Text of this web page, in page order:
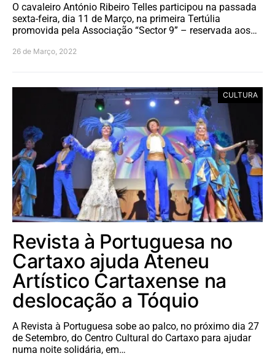
O cavaleiro António Ribeiro Telles participou na passada
sexta-feira, dia 11 de Março, na primeira Tertúlia
promovida pela Associação “Sector 9” – reservada aos…
26 de Março, 2022
CULTURA
Revista à Portuguesa no
Cartaxo ajuda Ateneu
Artístico Cartaxense na
deslocação a Tóquio
A Revista à Portuguesa sobe ao palco, no próximo dia 27
de Setembro, do Centro Cultural do Cartaxo para ajudar
numa noite solidária, em…